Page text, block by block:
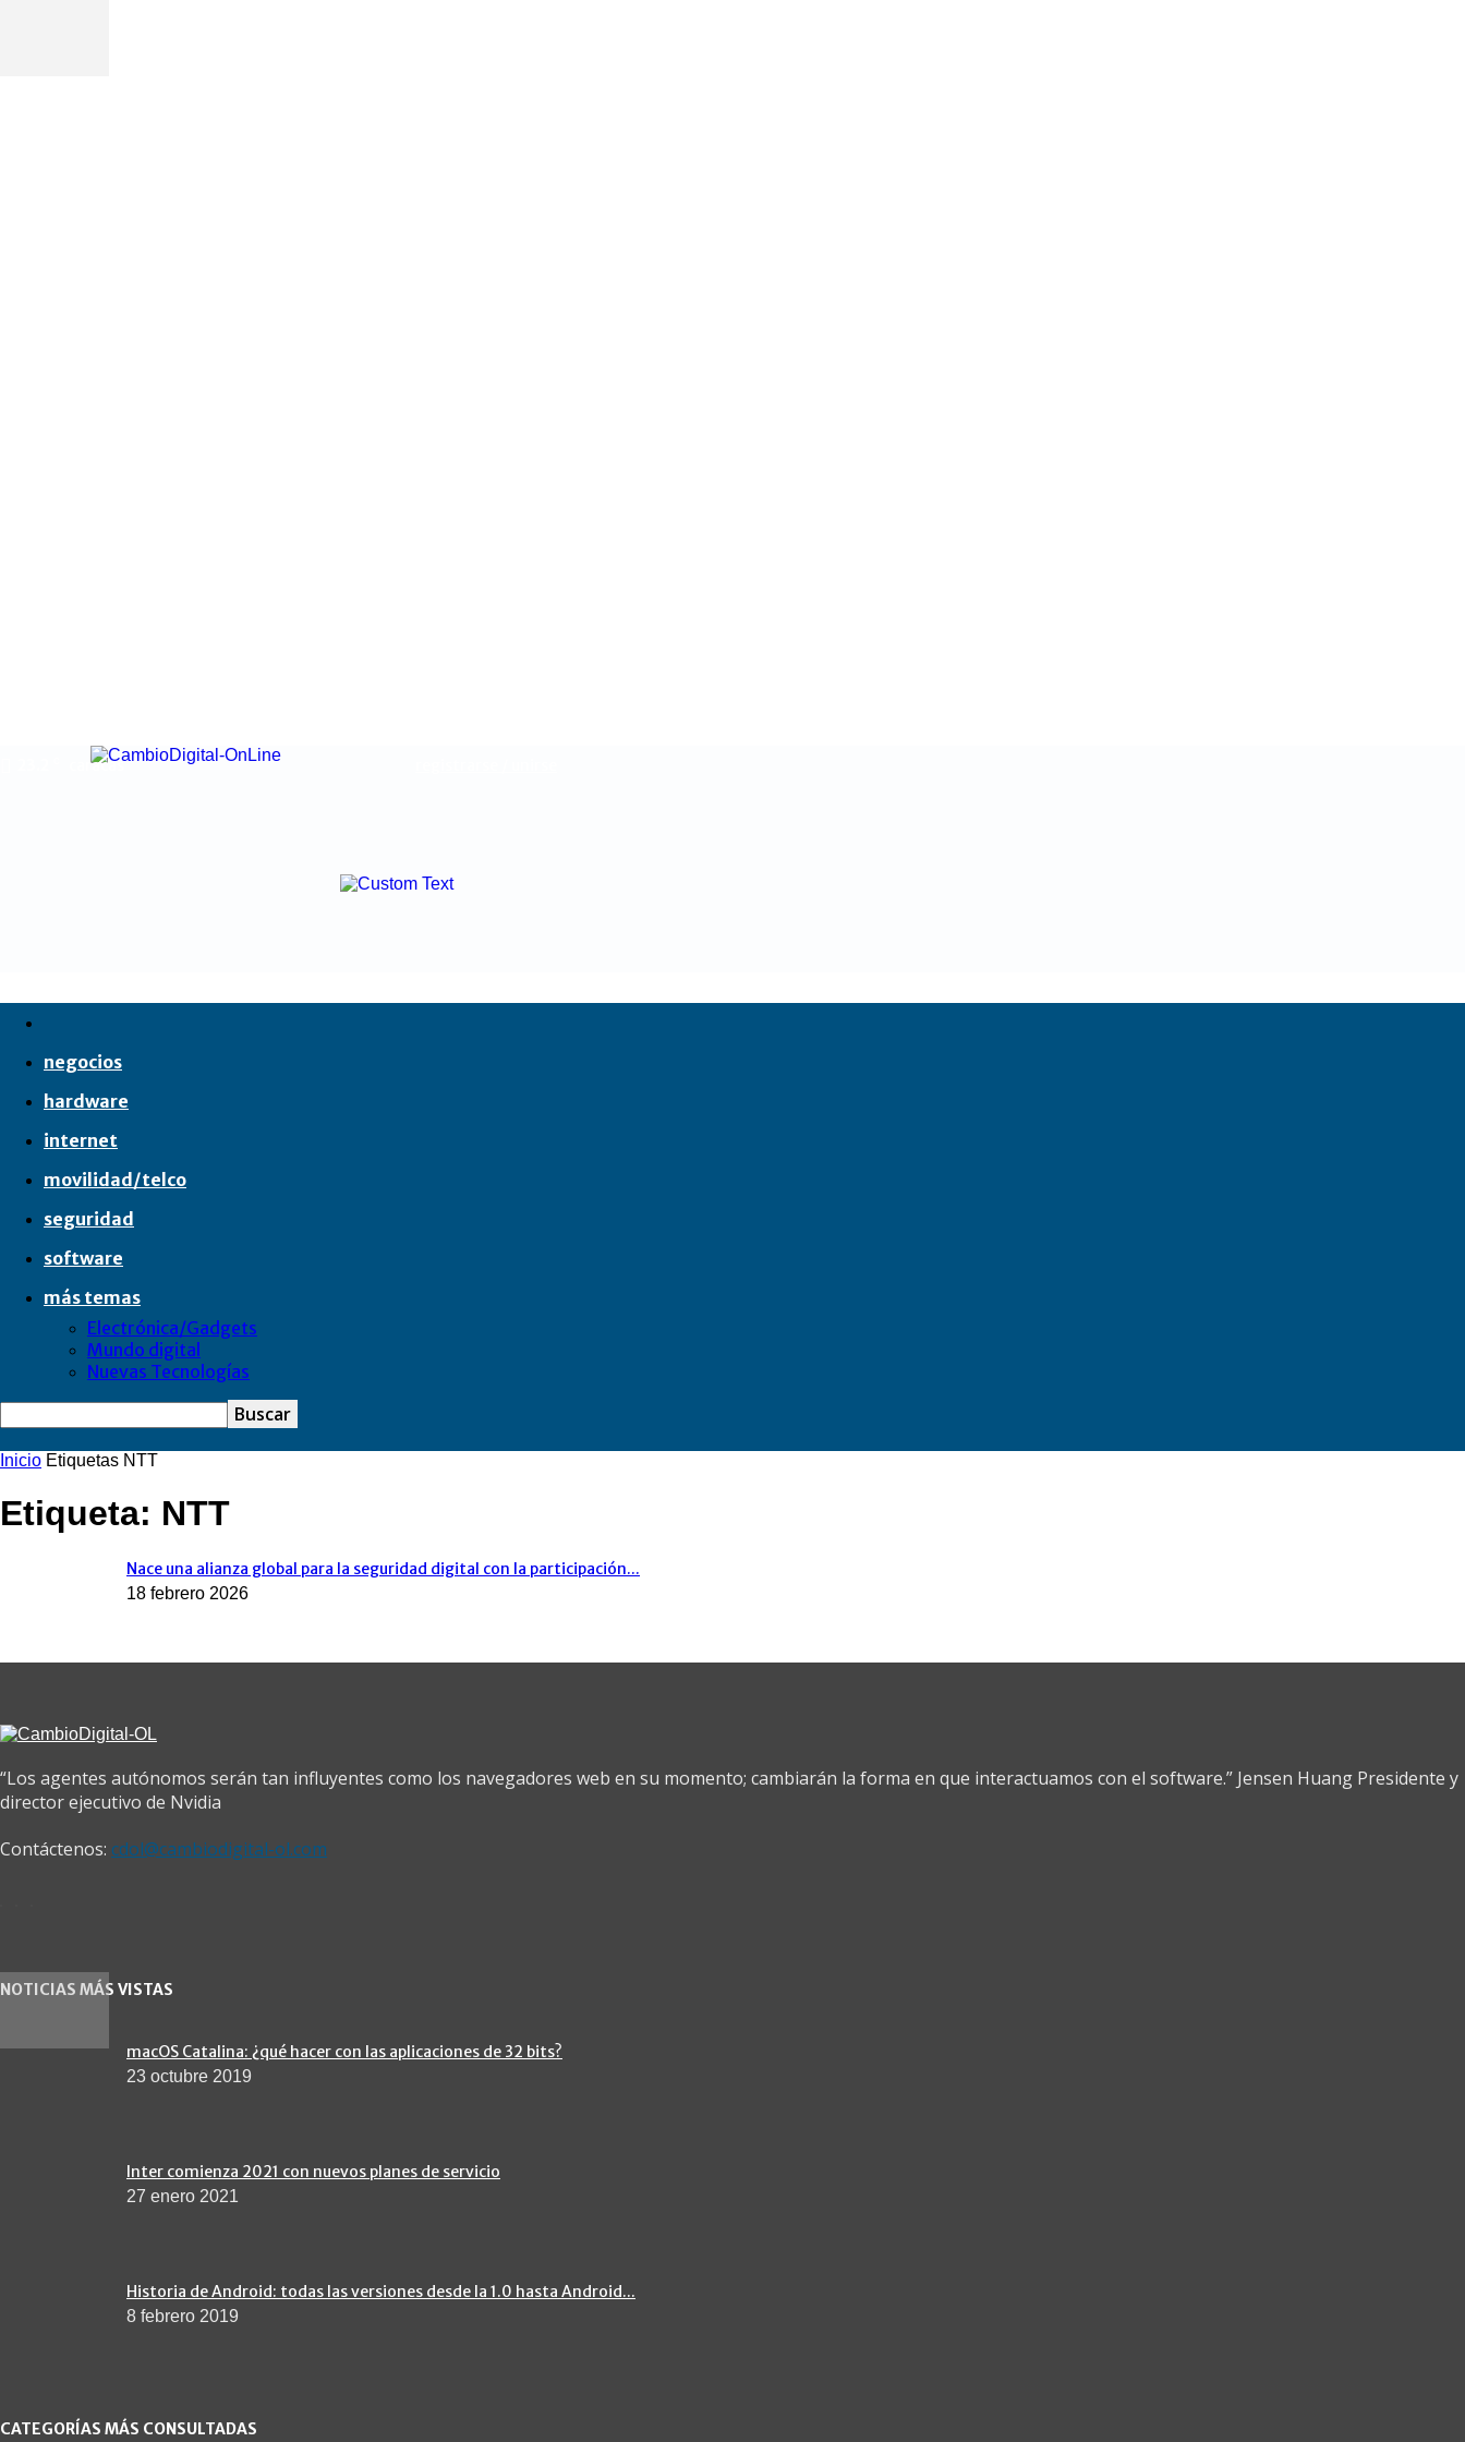
caracas
negocios
hardware
internet
movilidad/telco
seguridad
software
más temas
Electrónica/Gadgets
Mundo digital
Nuevas Tecnologías
Inicio Etiquetas NTT
Etiqueta: NTT
Nace una alianza global para la seguridad digital con la participación...
18 febrero 2026
“Los agentes autónomos serán tan influyentes como los navegadores web en su momento; cambiarán la forma en que interactuamos con el software.” Jensen Huang Presidente y
director ejecutivo de Nvidia
Contáctenos: cdol@cambiodigital-ol.com
NOTICIAS MÁS VISTAS
macOS Catalina: ¿qué hacer con las aplicaciones de 32 bits?
23 octubre 2019
Inter comienza 2021 con nuevos planes de servicio
27 enero 2021
Historia de Android: todas las versiones desde la 1.0 hasta Android...
8 febrero 2019
CATEGORÍAS MÁS CONSULTADAS